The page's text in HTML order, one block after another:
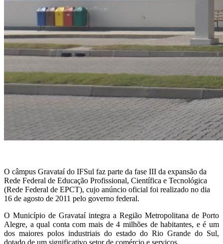
O câmpus Gravataí do IFSul faz parte da fase III da expansão da
Rede Federal de Educação Profissional, Científica e Tecnológica
(Rede Federal de EPCT), cujo anúncio oficial foi realizado no dia
16 de agosto de 2011 pelo governo federal.
O Município de Gravataí integra a Região Metropolitana de Porto
Alegre, a qual conta com mais de 4 milhões de habitantes, e é um
dos maiores polos industriais do estado do Rio Grande do Sul,